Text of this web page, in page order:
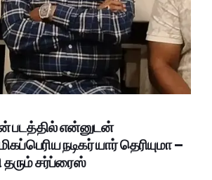
படத்தில் என்னுடன்
நடிகர் யார் தெரியுமா –
தரும் சர்ப்ரைஸ்